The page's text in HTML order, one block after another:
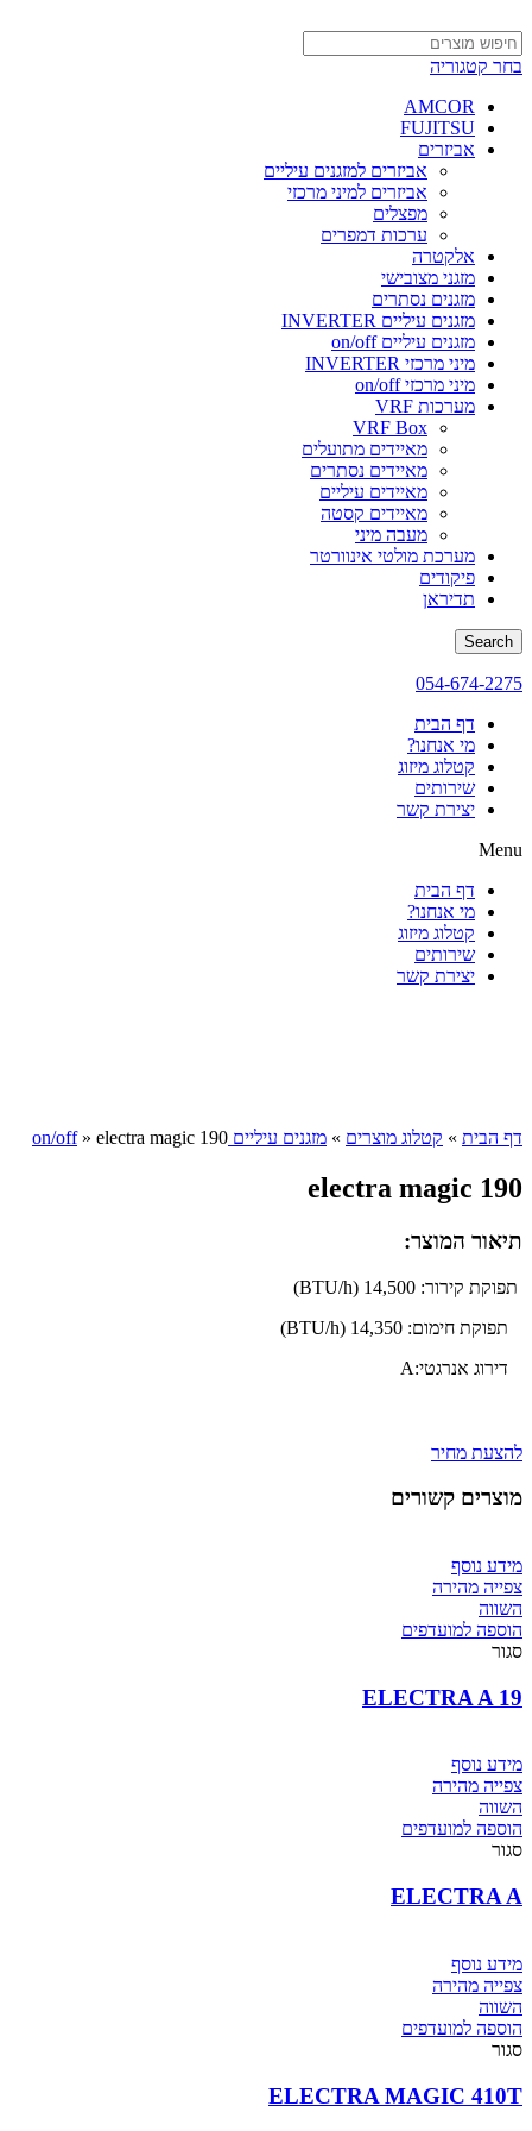
בחר קטגוריה
AMCOR
FUJITSU
אביזרים
אביזרים למזגנים עיליים
אביזרים למיני מרכזי
מפצלים
ערכות דמפרים
אלקטרה
מזגני מצובישי
מזגנים נסתרים
מזגנים עיליים INVERTER
מזגנים עיליים on/off
מיני מרכזי INVERTER
מיני מרכזי on/off
מערכות VRF
VRF Box
מאיידים מתועלים
מאיידים נסתרים
מאיידים עיליים
מאיידים קסטה
מעבה מיני
מערכת מולטי אינוורטר
פיקודים
תדיראן
Search
054-674-2275
דף הבית
מי אנחנו?
קטלוג מיזוג
שירותים
יצירת קשר
Menu
דף הבית
מי אנחנו?
קטלוג מיזוג
שירותים
יצירת קשר
דף הבית » קטלוג מוצרים » מזגנים עיליים on/off » electra magic 190
electra magic 190
תיאור המוצר:
תפוקת קירור: 14,500 (BTU/h)
תפוקת חימום: 14,350 (BTU/h)
דירוג אנרגטי:A
להצעת מחיר
מוצרים קשורים
מידע נוסף
צפייה מהירה
השווה
הוספה למועדפים
סגור
ELECTRA A 19
מידע נוסף
צפייה מהירה
השווה
הוספה למועדפים
סגור
ELECTRA A
מידע נוסף
צפייה מהירה
השווה
הוספה למועדפים
סגור
ELECTRA MAGIC 410T